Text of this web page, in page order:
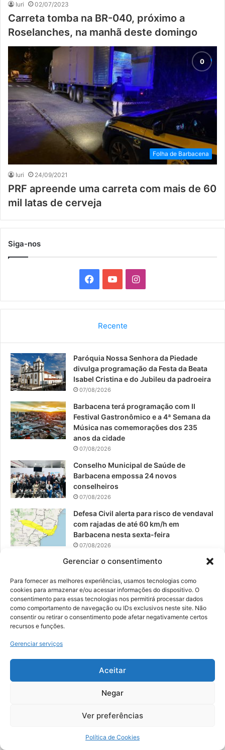
Gerenciar o consentimento
Para fornecer as melhores experiências, usamos tecnologias como
cookies para armazenar e/ou acessar informações do dispositivo. O
consentimento para essas tecnologias nos permitirá processar dados
como comportamento de navegação ou IDs exclusivos neste site. Não
consentir ou retirar o consentimento pode afetar negativamente certos
recursos e funções.
Gerenciar serviços
Aceitar
Negar
Ver preferências
Política de Cookies
Iuri 02/07/2023
Carreta tomba na BR-040, próximo a
Roselanches, na manhã deste domingo
Folha de Barbacena
Iuri 24/09/2021
PRF apreende uma carreta com mais de 60
mil latas de cerveja
Siga-nos
a
b
o
k
o
u
b
I
n
a
g
a
Recente
Paróquia Nossa Senhora da Piedade
divulga programação da Festa da Beata
Isabel Cristina e do Jubileu da padroeira
07/08/2026
Barbacena terá programação com II
Festival Gastronômico e a 4ª Semana da
Música nas comemorações dos 235
anos da cidade
07/08/2026
Conselho Municipal de Saúde de
Barbacena empossa 24 novos
conselheiros
07/08/2026
Defesa Civil alerta para risco de vendaval
com rajadas de até 60 km/h em
Barbacena nesta sexta-feira
07/08/2026
EPCAR tem a melhor nota do IDEB no
06/08/2026
© 2026, Todos os direitos reservados | Desenvolvido por:
Digital Business| Hospedado por:NP Publicidade
Fale Conosco
Sobre Nós
Política de Segurança e Privacidade
Facebook
YouTubeInstagram
Copy Protected by